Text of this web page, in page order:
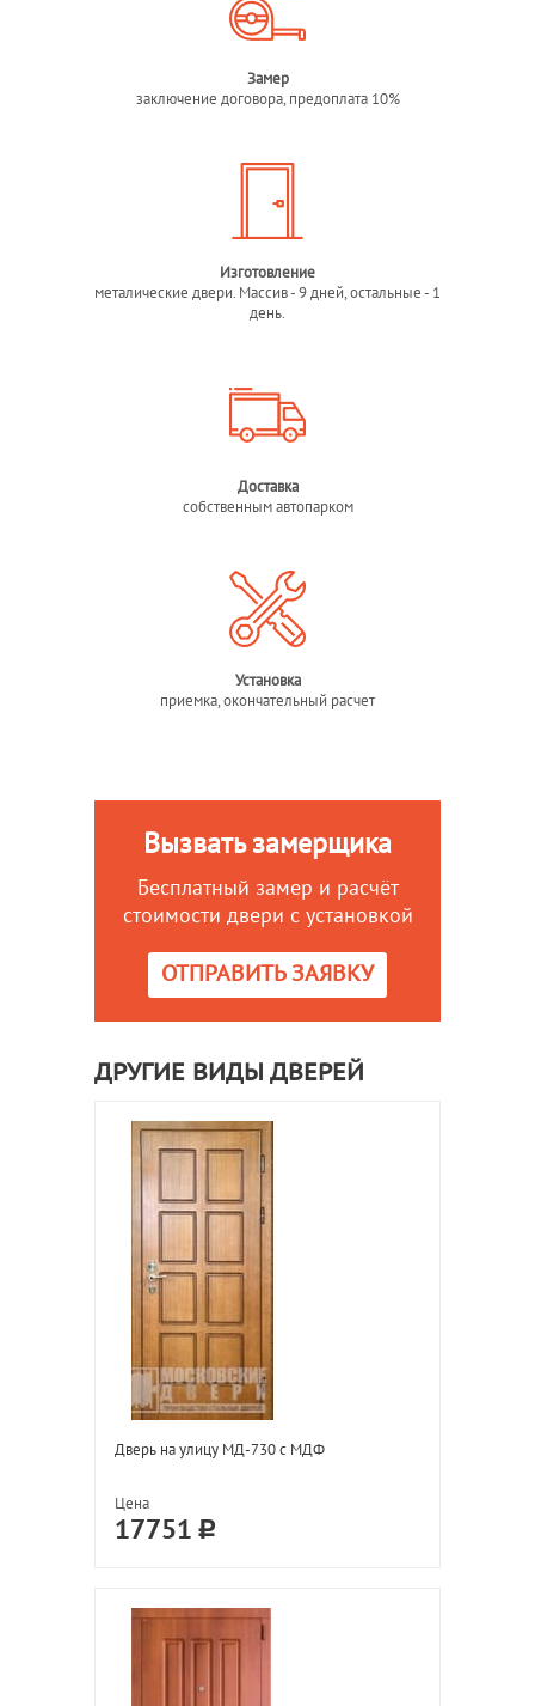
Замер
заключение договора, предоплата 10%
Изготовление
металические двери. Массив - 9 дней, остальные - 1
день.
Доставка
собственным автопарком
Установка
приемка, окончательный расчет
Вызвать замерщика
Бесплатный замер и расчёт
стоимости двери с установкой
ОТПРАВИТЬ ЗАЯВКУ
ДРУГИЕ ВИДЫ ДВЕРЕЙ
Дверь на улицу МД-730 с МДФ
Цена
17751